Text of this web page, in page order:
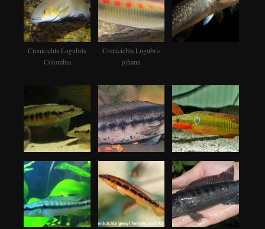
Crenicichla Lugubris
Colombia
Crenicichla Lugubris
johann